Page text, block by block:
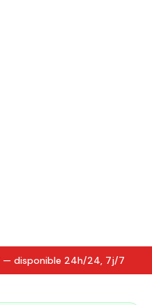
— disponible 24h/24, 7j/7